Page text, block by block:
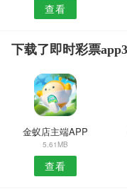
查看
下载了即时彩票
金蚁店主端APP
5.61MB
查看